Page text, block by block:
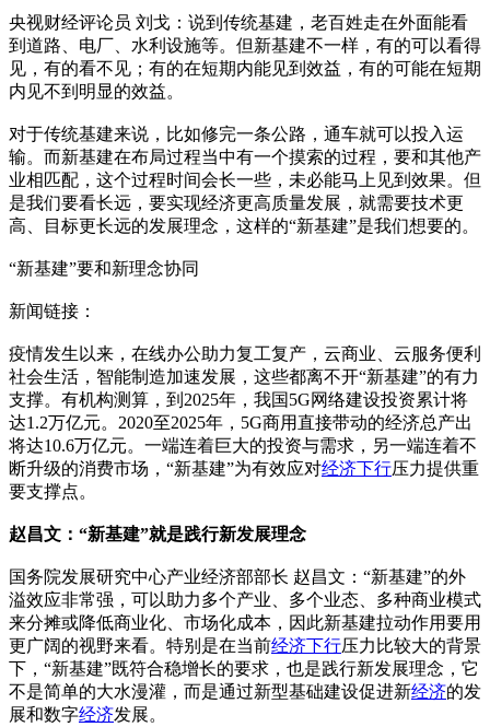
央视财经评论员 刘戈：说到传统基建，老百姓走在外面能看
到道路、电厂、水利设施等。但新基建不一样，有的可以看得
见，有的看不见；有的在短期内能见到效益，有的可能在短期
内见不到明显的效益。
对于传统基建来说，比如修完一条公路，通车就可以投入运
输。而新基建在布局过程当中有一个摸索的过程，要和其他产
业相匹配，这个过程时间会长一些，未必能马上见到效果。但
是我们要看长远，要实现经济更高质量发展，就需要技术更
高、目标更长远的发展理念，这样的“新基建”是我们想要的。
“新基建”要和新理念协同
新闻链接：
疫情发生以来，在线办公助力复工复产，云商业、云服务便利
社会生活，智能制造加速发展，这些都离不开“新基建”的有力
支撑。有机构测算，到2025年，我国5G网络建设投资累计将
达1.2万亿元。2020至2025年，5G商用直接带动的经济总产出
将达10.6万亿元。一端连着巨大的投资与需求，另一端连着不
断升级的消费市场，“新基建”为有效应对经济下行压力提供重
要支撑点。
赵昌文：“新基建”就是践行新发展理念
国务院发展研究中心产业经济部部长 赵昌文：“新基建”的外
溢效应非常强，可以助力多个产业、多个业态、多种商业模式
来分摊或降低商业化、市场化成本，因此新基建拉动作用要用
更广阔的视野来看。特别是在当前经济下行压力比较大的背景
下，“新基建”既符合稳增长的要求，也是践行新发展理念，它
不是简单的大水漫灌，而是通过新型基础建设促进新经济的发
展和数字经济发展。